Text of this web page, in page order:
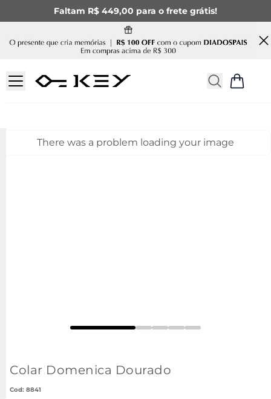
Faltam R$ 449,00 para o frete grátis!
There was a problem loading your image
Colar Domenica Dourado
: 8841